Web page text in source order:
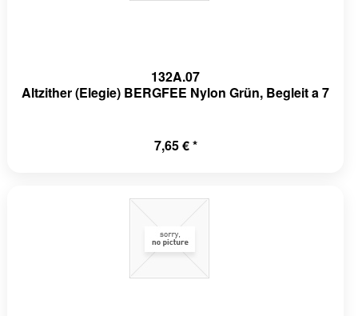
132A.07
Altzither (Elegie) BERGFEE Nylon Grün, Begleit a 7
7,65 € *